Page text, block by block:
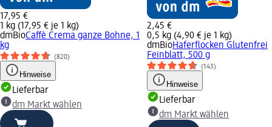
17,95 €
1 kg (17,95 € je 1 kg)
dmBioCaffè Crema ganze Bohne, 1
kg
(820)
Hinweise
Lieferbar
dm Markt wählen
2,45 €
0,5 kg (4,90 € je 1 kg)
dmBioHaferflocken Glutenfrei
Feinblatt, 500 g
(143)
Hinweise
Lieferbar
dm Markt wählen